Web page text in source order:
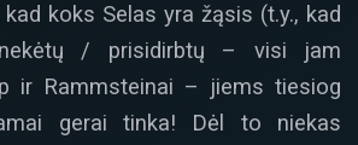
koks Selas yra žąsis (t.y., kad
/ prisidirbtų – visi jam
ir Rammsteinai – jiems tiesiog
gerai tinka! Dėl to niekas